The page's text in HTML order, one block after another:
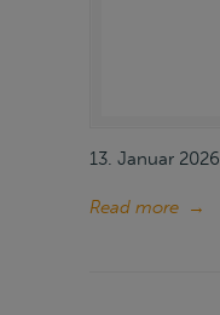
13. Januar 2026
Read more →